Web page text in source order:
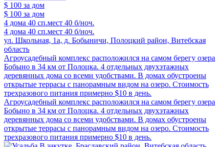
$ 100 за дом
$ 100 за дом
4 дома 40 сп.мест 40 б/ноч.
4 дома 40 сп.мест 40 б/ноч.
ул. Школьная, 1а, д. Бобыничи, Полоцкий район, Витебская
область
Агроусадебный комплекс расположился на самом берегу озера
Бобыно в 34 км от Полоцка. 4 отдельных двухэтажных
деревянных дома со всеми удобствами. В домах обустроены
открытые террасы с панорамным видом на озеро. Стоимость
трехразового питания примерно $10 в день.
Агроусадебный комплекс расположился на самом берегу озера
Бобыно в 34 км от Полоцка. 4 отдельных двухэтажных
деревянных дома со всеми удобствами. В домах обустроены
открытые террасы с панорамным видом на озеро. Стоимость
трехразового питания примерно $10 в день.